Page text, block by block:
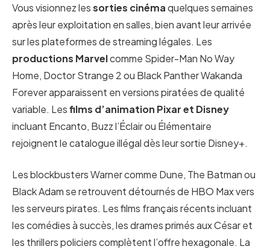
Vous visionnez lessorties cinémaquelques semaines
après leur exploitation en salles, bien avant leur arrivée
sur les plateformes de streaming légales. Les
productions Marvelcomme Spider-Man No Way
Home, Doctor Strange 2 ou Black Panther Wakanda
Forever apparaissent en versions piratées de qualité
variable. Lesfilms d’animation Pixar et Disney
incluant Encanto, Buzz l’Éclair ou Élémentaire
rejoignent le catalogue illégal dès leur sortie Disney+.
Les blockbusters Warner comme Dune, The Batman ou
Black Adam se retrouvent détournés de HBO Max vers
les serveurs pirates. Les films français récents incluant
les comédies à succès, les drames primés aux César et
les thrillers policiers complètent l’offre hexagonale. La